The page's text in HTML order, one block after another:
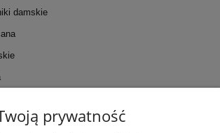
damskie
KONTAKT
prywatność